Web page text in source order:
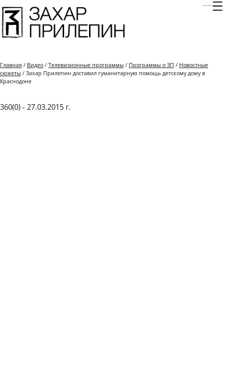
Главная / Видео / Телевизионные программы / Программы о ЗП / Новостные
сюжеты / Захар Прилепин доставил гуманитарную помощь детскому дому в
Краснодоне
360(0) - 27.03.2015 г.